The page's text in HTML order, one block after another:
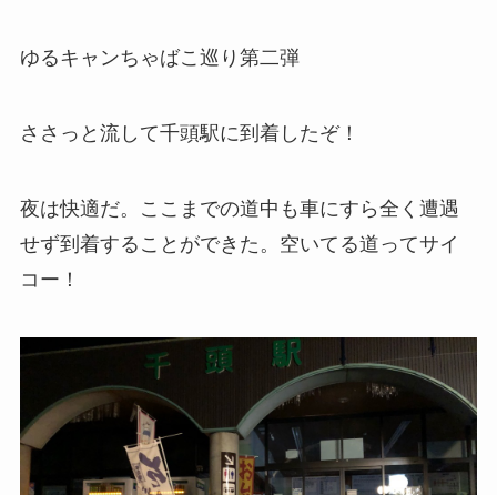
ゆるキャンちゃばこ巡り第二弾
ささっと流して千頭駅に到着したぞ！
夜は快適だ。ここまでの道中も車にすら全く遭遇
せず到着することができた。空いてる道ってサイ
コー！